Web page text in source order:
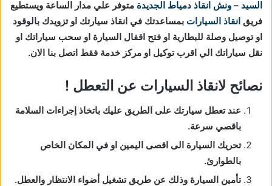
السيد – ونش انقاذ دمياط الجديدة متوفر علي مدار الساعة ويستطيع
فريق انقاذ السيارات بمساعدتك في انقاذ سيارتك او تزويدك بالوقود
او توصيل وصلة للبطارية او فتح اقفال السيارة او سحب سياراتك او
نقل سياراتك الي اقرب توكيل او مركز خدمة فقط اتصل بنا الان.
نصائح لانقاذ السيارات عن التعطل !
عند تعطل سيارتك على الطريق عليك باتخاذ إجراءات السلامة
باقصي سرعة.
تحريك السيارة الى اقصى اليمين او في المكان الخاص
بالطوارئ.
تأمين السيارة وذلك عن طريق تشغيل أضواء الانتظار والعطل.